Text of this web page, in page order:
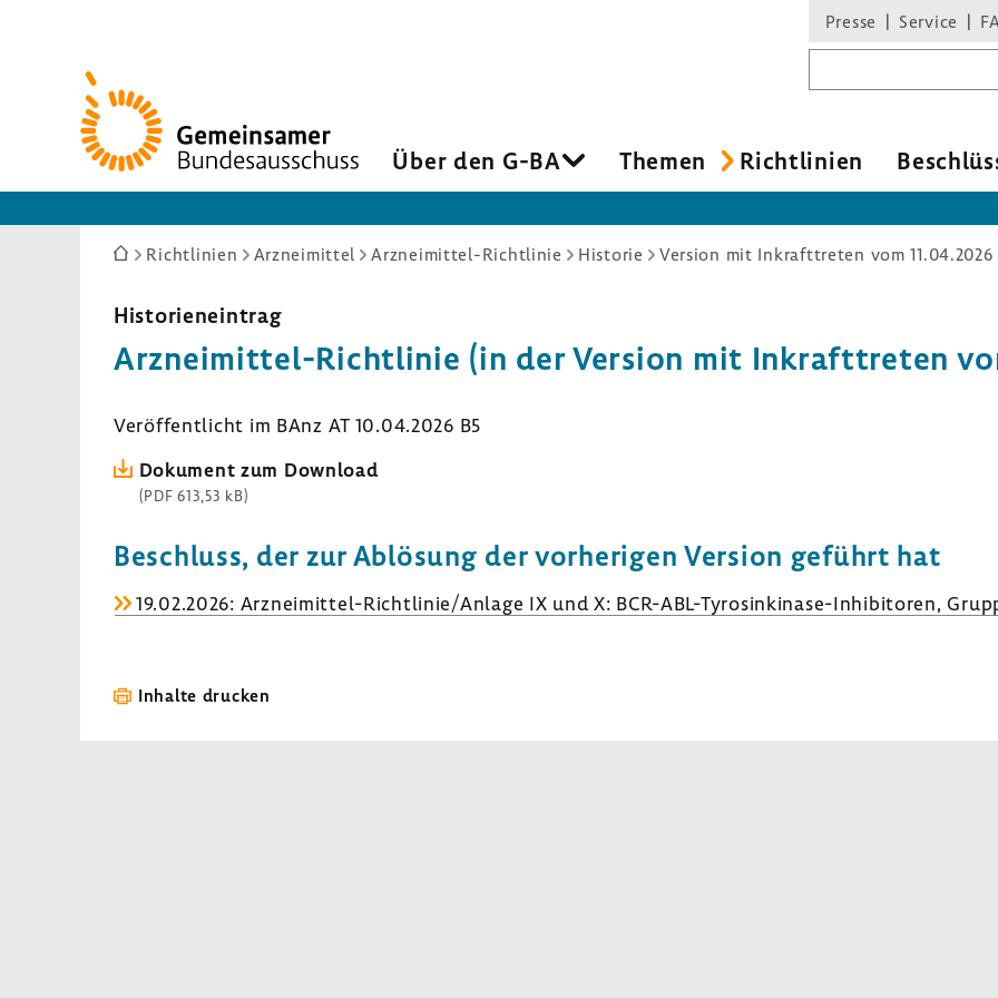
Zur
Startseite
Presse Service
Über den G-BA Themen Richt­li­nien
Sie
hier:
Richtlinien Arzneimittel Arzneimittel-Richtlinie Historie Version mit Inkrafttreten vom 11.04.2026
Histo­ri­en­ein­trag
Arzneimittel-​Richtlinie (in der Version mit Inkraft­treten
Veröf­fent­licht im BAnz AT 10.04.2026 B5
Doku­ment zum Down­load
(PDF 613,53 kB)
Beschluss, der zur Ablö­sung der vorhe­rigen Version geführt hat
19.02.2026: Arzneimittel-​Richtlinie/Anlage IX und X: BCR-​ABL-Tyrosinkinase-Inhibitoren,
Inhalte drucken